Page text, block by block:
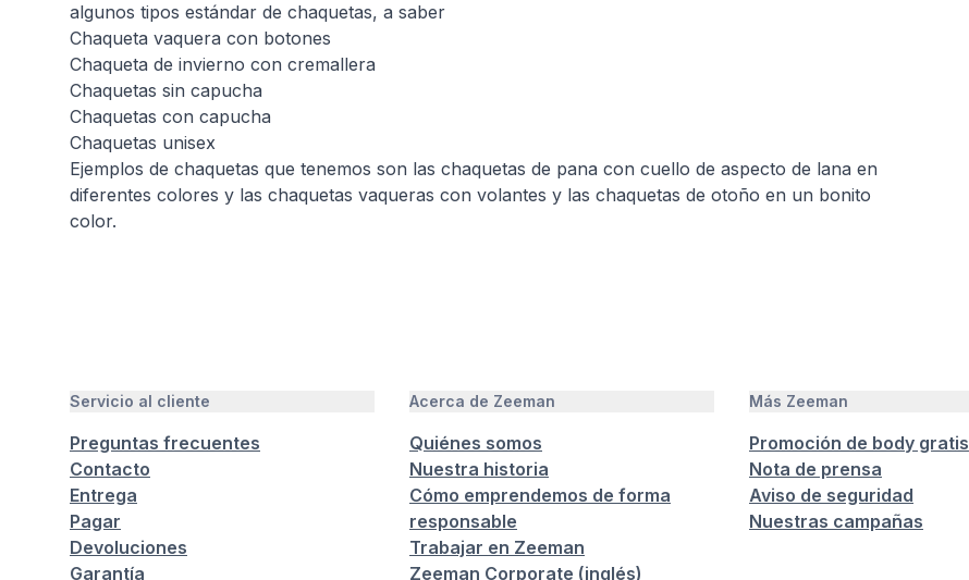
algunos tipos estándar de chaquetas, a saber
Chaqueta vaquera con botones
Chaqueta de invierno con cremallera
Chaquetas sin capucha
Chaquetas con capucha
Chaquetas unisex
Ejemplos de chaquetas que tenemos son las chaquetas de pana con cuello de aspecto de lana en
diferentes colores y las chaquetas vaqueras con volantes y las chaquetas de otoño en un bonito
color.
Servicio al cliente
Preguntas frecuentes
Contacto
Entrega
Pagar
Devoluciones
Garantía
Acerca de Zeeman
Quiénes somos
Nuestra historia
Cómo emprendemos de forma
responsable
Trabajar en Zeeman
Zeeman Corporate (inglés)
Más Zeeman
Promoción de body gratis
Nota de prensa
Aviso de seguridad
Nuestras campañas